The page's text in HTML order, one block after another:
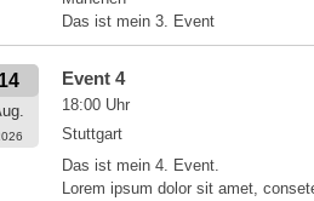
Das ist mein 3. Event
14 Event 4
18:00 Uhr
Stuttgart
Das ist mein 4. Event.
Lorem ipsum dolor sit amet,